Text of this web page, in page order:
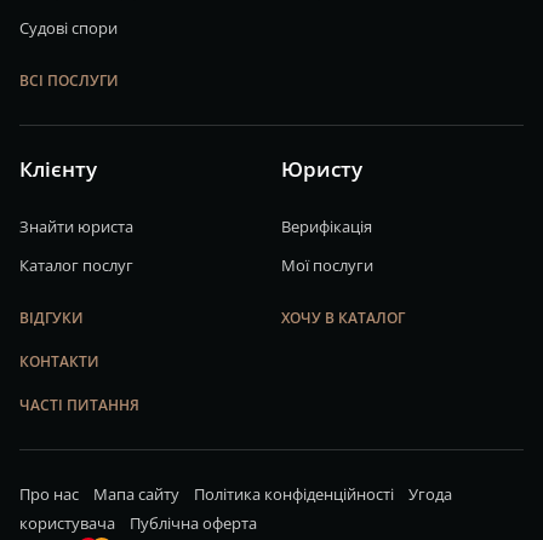
Судові спори
ВСІ ПОСЛУГИ
Клієнту
Знайти юриста
Каталог послуг
ВІДГУКИ
КОНТАКТИ
ЧАСТІ ПИТАННЯ
Юристу
Верифікація
Мої послуги
ХОЧУ В КАТАЛОГ
Про нас Мапа сайту Політика конфіденційності
Угода
користувача
Публічна оферта